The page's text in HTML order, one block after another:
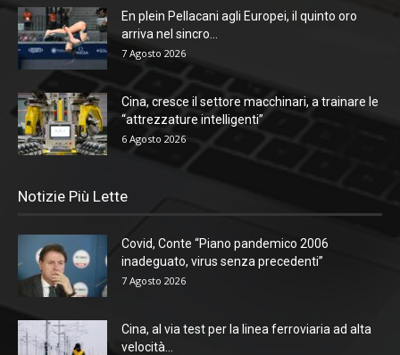
En plein Pellacani agli Europei, il quinto oro
arriva nel sincro...
7 Agosto 2026
Cina, cresce il settore macchinari, a trainare le
“attrezzature intelligenti”
6 Agosto 2026
Notizie Più Lette
Covid, Conte “Piano pandemico 2006
inadeguato, virus senza precedenti”
7 Agosto 2026
Cina, al via test per la linea ferroviaria ad alta
velocità...